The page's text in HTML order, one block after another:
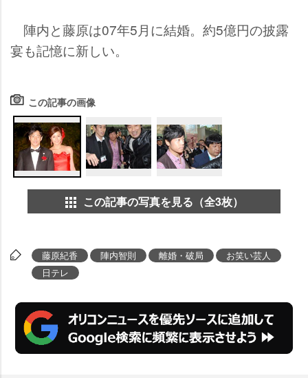
陣内と藤原は07年5月に結婚。約5億円の披露
宴も記憶に新しい。
この記事の画像
この記事の写真を見る（全3枚）
藤原紀香 陣内智則 離婚・破局
お笑い芸人
日テレ